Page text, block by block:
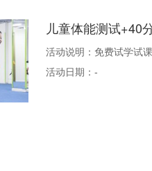
新精武暑假班，
新精武暑假班 正在火
活动日期：-